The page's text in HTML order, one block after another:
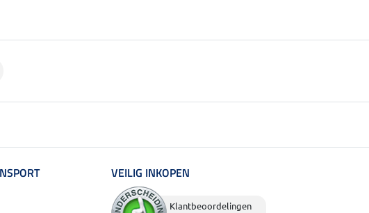
VEILIG INKOPEN
Klantbeoordelingen